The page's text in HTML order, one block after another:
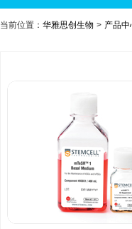
当前位置： 华雅思创生物 产品中